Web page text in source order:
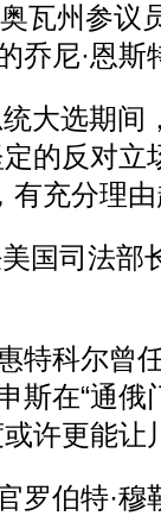
瓦州参议
乔尼·恩
大选期间
的反对立
有充分理
国司法部
特科尔曾
斯在“通俄
或许更能
罗伯特·穆